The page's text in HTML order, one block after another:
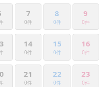
7
0件
8
0件
9
0件
14
0件
15
0件
16
0件
21
0件
22
0件
23
0件